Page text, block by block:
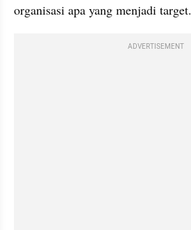
organisasi apa yang menjadi target.
ADVERTISEMENT